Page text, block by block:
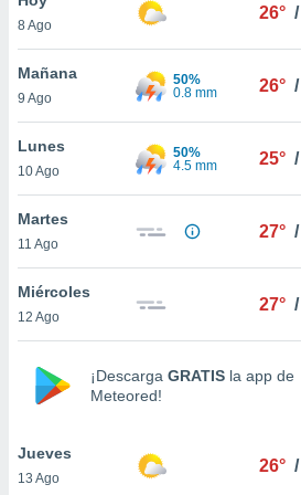
y
en
más
de
cookies
aceptar
8 Ago
26° /
Mañana
9 Ago
50%
0.8 mm
26° /
Lunes
10 Ago
50%
4.5 mm
25° /
Martes
11 Ago
27° /
Miércoles
12 Ago
27° /
¡Descarga GRATIS la app de
Meteored!
Jueves
13 Ago
26° /